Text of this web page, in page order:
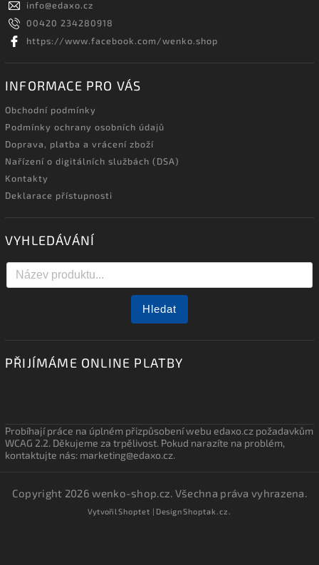
info@edaxo.cz
00420 234280918
https://www.facebook.com/wenko.shop
INFORMACE PRO VÁS
Obchodní podmínky
Podmínky ochrany osobních údajů
Doprava, platba a vrácení zboží
Nařízení o digitálních službách (DSA)
Kontakty
Deklarace přístupnosti
VYHLEDÁVÁNÍ
Hledat
PŘIJÍMÁME ONLINE PLATBY
Probíhají práce na úplném přizpůsobení webu edaxo.cz požadavkům
WCAG 2.2. Děkujeme za trpělivost. Pokud narazíte na problém,
kontaktujte nás: marketing@edaxo.cz.
Copyright 2026wenko-shop.cz. Všechna práva vyhrazena.
VytvořilShoptet | DesignShoptak.cz.